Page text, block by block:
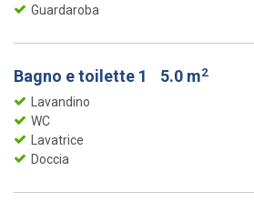
Guardaroba
Bagno e toilette 1 5.0 m2
Lavandino
WC
Lavatrice
Doccia